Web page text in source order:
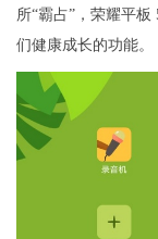
所“霸占”，荣耀平
们健康成长的功能。